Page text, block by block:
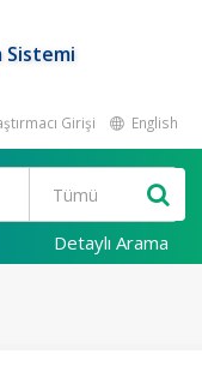
Sistemi
Girişi English
Detaylı Arama